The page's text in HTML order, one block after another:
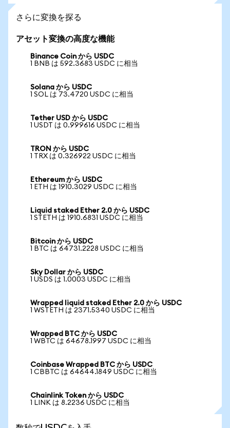
さらに変換を探る
アセット変換の高度な機能
Binance Coin から USDC
1 BNB は 592.3683 USDC に相当
Solana から USDC
1 SOL は 73.4720 USDC に相当
Tether USD から USDC
1 USDT は 0.999616 USDC に相当
TRON から USDC
1 TRX は 0.326922 USDC に相当
Ethereum から USDC
1 ETH は 1910.3029 USDC に相当
Liquid staked Ether 2.0 から USDC
1 STETH は 1910.6831 USDC に相当
Bitcoin から USDC
1 BTC は 64731.2228 USDC に相当
Sky Dollar から USDC
1 USDS は 1.0003 USDC に相当
Wrapped liquid staked Ether 2.0 から USDC
1 WSTETH は 2371.5340 USDC に相当
Wrapped BTC から USDC
1 WBTC は 64678.1997 USDC に相当
Coinbase Wrapped BTC から USDC
1 CBBTC は 64644.1849 USDC に相当
Chainlink Token から USDC
1 LINK は 8.2236 USDC に相当